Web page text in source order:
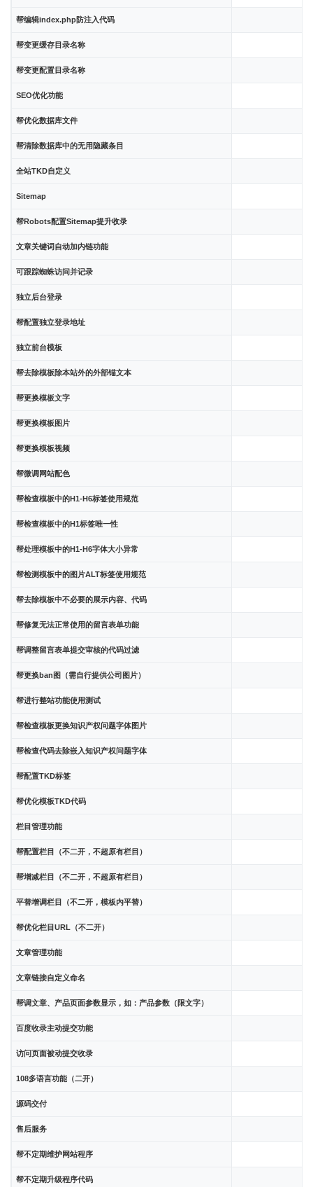
帮编辑index.php防注入代码
帮变更缓存目录名称
帮变更配置目录名称
SEO优化功能
帮优化数据库文件
帮清除数据库中的无用隐藏条目
全站TKD自定义
Sitemap
帮Robots配置Sitemap提升收录
文章关键词自动加内链功能
可跟踪蜘蛛访问并记录
独立后台登录
帮配置独立登录地址
独立前台模板
帮去除模板除本站外的外部锚文本
帮更换模板文字
帮更换模板图片
帮更换模板视频
帮微调网站配色
帮检查模板中的H1-H6标签使用规范
帮检查模板中的H1标签唯一性
帮处理模板中的H1-H6字体大小异常
帮检测模板中的图片ALT标签使用规范
帮去除模板中不必要的展示内容、代码
帮修复无法正常使用的留言表单功能
帮调整留言表单提交审核的代码过滤
帮更换ban图（需自行提供公司图片）
帮进行整站功能使用测试
帮检查模板更换知识产权问题字体图片
帮检查代码去除嵌入知识产权问题字体
帮配置TKD标签
帮优化模板TKD代码
栏目管理功能
帮配置栏目（不二开，不超原有栏目）
帮增减栏目（不二开，不超原有栏目）
平替增调栏目（不二开，模板内平替）
帮优化栏目URL（不二开）
文章管理功能
文章链接自定义命名
帮调文章、产品页面参数显示，如：产品参数（限文字）
百度收录主动提交功能
访问页面被动提交收录
108多语言功能（二开）
源码交付
售后服务
帮不定期维护网站程序
帮不定期升级程序代码